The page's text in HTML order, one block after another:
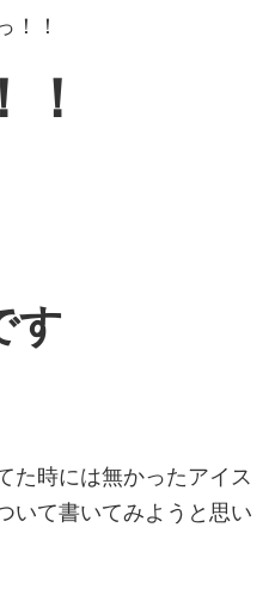
！！
す
た時には無かったアイス
いて書いてみようと思い